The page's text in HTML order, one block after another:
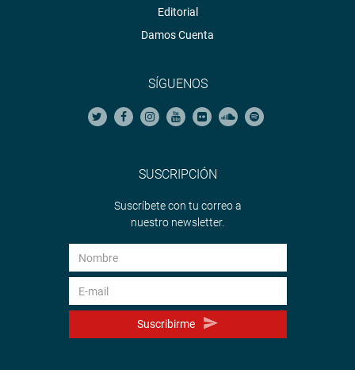
Editorial
Damos Cuenta
SÍGUENOS
SUSCRIPCIÓN
Suscríbete con tu correo a
nuestro newsletter.
Suscribirme